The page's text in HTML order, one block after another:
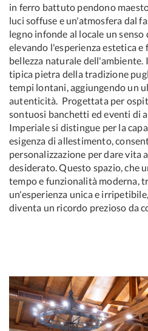
in ferro battuto pendono
luci soffuse e un'atmosfera dal
legno infonde al locale un
elevando l'esperienza estetica e
bellezza naturale dell'ambiente.
tipica pietra della tradizione
tempi lontani, aggiungendo un
autenticità. Progettata per
sontuosi banchetti ed eventi di
Imperiale si distingue per la
esigenza di allestimento,
personalizzazione per dare vita
desiderato. Questo spazio, che
tempo e funzionalità moderna,
un'esperienza unica e
diventa un ricordo prezioso da
Previous